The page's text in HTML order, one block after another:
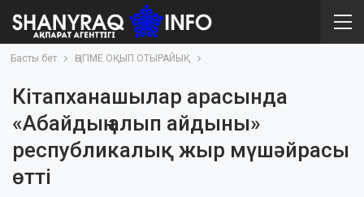
Басты бет ӘҢГІМЕ ОҚЫП ОТЫРАЙЫҚ
Кітапханашылар арасында
«Абайдың алып айдыны»
республикалық жыр мүшәйрасы
өтті